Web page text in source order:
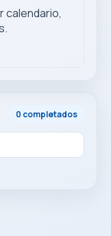
0 completados
calendario,